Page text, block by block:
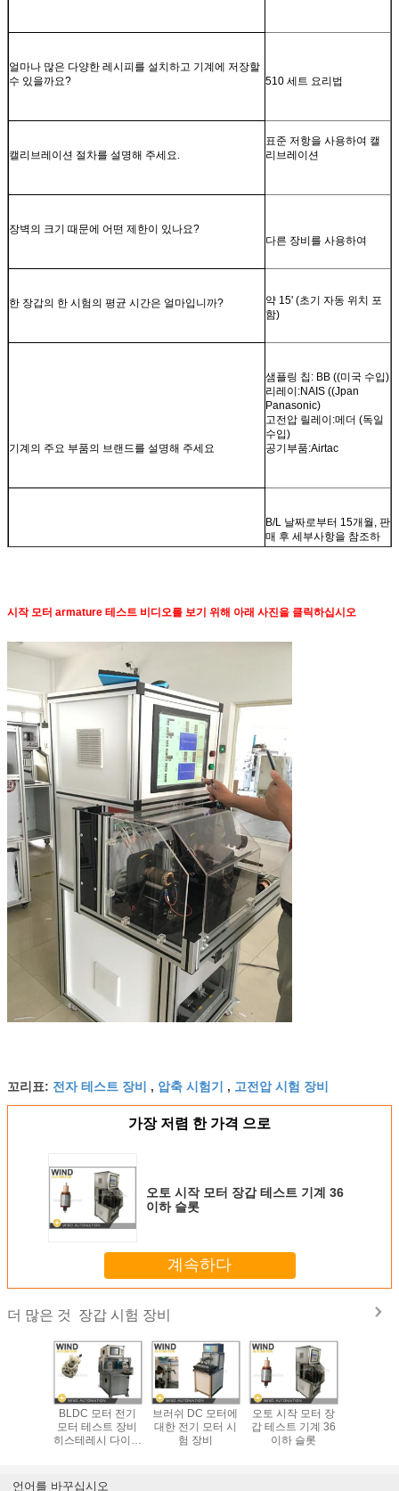
얼마나 많은 다양한 레시피를 설치하고 기계에 저장할
수 있을까요?
510 세트 요리법
캘리브레이션 절차를 설명해 주세요.
표준 저항을 사용하여 캘
리브레이션
장벽의 크기 때문에 어떤 제한이 있나요?
다른 장비를 사용하여
한 장갑의 한 시험의 평균 시간은 얼마입니까?
약 15' (초기 자동 위치 포
함)
기계의 주요 부품의 브랜드를 설명해 주세요
샘플링 칩: BB ((미국 수입)
리레이:NAIS ((Jpan
Panasonic)
고전압 릴레이:메더 (독일
수입)
공기부품:Airtac
보증 기간과 조건은?
B/L 날짜로부터 15개월, 판
매 후 세부사항을 참조하
십시오.
우릴 용접 저항 테스트 설명
와이어스 밸런싱 측정 방
이 기계의 크기와 무게를 알려주세요.
950mm*1250mm*580mm
armature tester의 설치된 전력은 무엇입니까? 1500W
기계는 50Hz나 60Hz인가요?
50Hz 또는 60Hz, 괜찮습
니다, 테스트의 영향은 없
습니다
전압은 얼마죠?
만약 제가 단전으로 장착한 장비를 장착하면, 기계가
거부한 후에, 저는 다시 장비를 다시 설정해야 할까요?
펌프를 직접 테스트할 수
컴퓨터가 인터넷에 연결되어 있나요? 이것으로 우리는
테스트 데이터를 서버에 저장하고 원격 접속을 할 수
네, 기계는 이런 기능을 할
수 있습니다.
는 비슷한
검사 결과를 인쇄할 수 있나요? 그래, 프린터가 필요해
시작 모터 armature 테스트 비디오를 보기 위해 아래 사진을 클릭하십시오
꼬리표: 전자 테스트 장비 , 압축 시험기 , 고전압 시험 장비
가장 저렴 한 가격 으로
오토 시작 모터 장갑 테스트 기계 36
이하 슬롯
계속하다
더 많은 것 장갑 시험 장비
BLDC 모터 전기
모터 테스트 장비
히스테레시 다이내
브러쉬 DC 모터에
대한 전기 모터 시
험 장비
오토 시작 모터 장
갑 테스트 기계 36
이하 슬롯
언어를 바꾸십시오